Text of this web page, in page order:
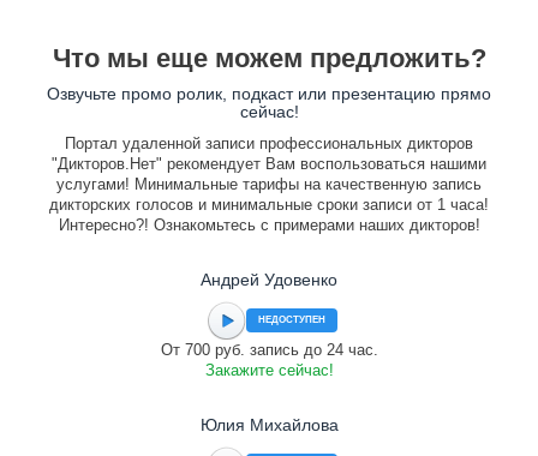
Что мы еще можем предложить?
Озвучьте промо ролик, подкаст или презентацию прямо
сейчас!
Портал удаленной записи профессиональных дикторов
"Дикторов.Нет" рекомендует Вам воспользоваться нашими
услугами! Минимальные тарифы на качественную запись
дикторских голосов и минимальные сроки записи от 1 часа!
Интересно?! Ознакомьтесь с примерами наших дикторов!
Андрей Удовенко
НЕДОСТУПЕН
От 700 руб. запись до 24 час.
Закажите сейчас!
Юлия Михайлова